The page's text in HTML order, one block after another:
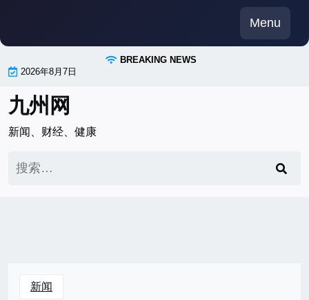
content
Menu
BREAKING NEWS
2026年8月7日
九州网
新闻、财经、健康
索：
新闻